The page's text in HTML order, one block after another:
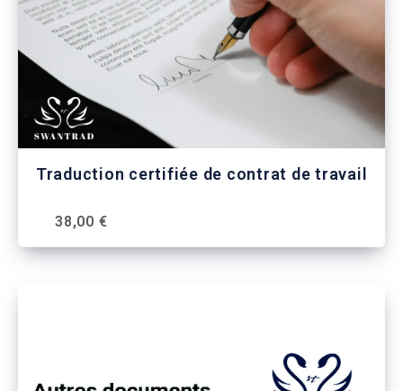
Traduction certifiée de contrat de travail
38,00 €